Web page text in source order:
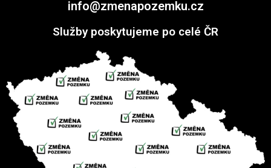
info@zmenapozemku.cz
Služby poskytujeme po celé ČR